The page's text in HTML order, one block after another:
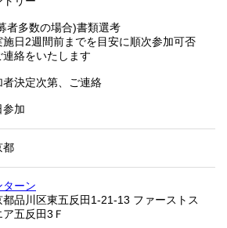
者多数の場合)書類選考
日2週間前までを目安に順次参加可否
連絡をいたします
者決定次第、ご連絡
参加
都
ターン
都品川区東五反田1-21-13 ファーストス
ア五反田3Ｆ